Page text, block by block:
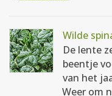
Wilde
De lente
beentje
van het
Weer om